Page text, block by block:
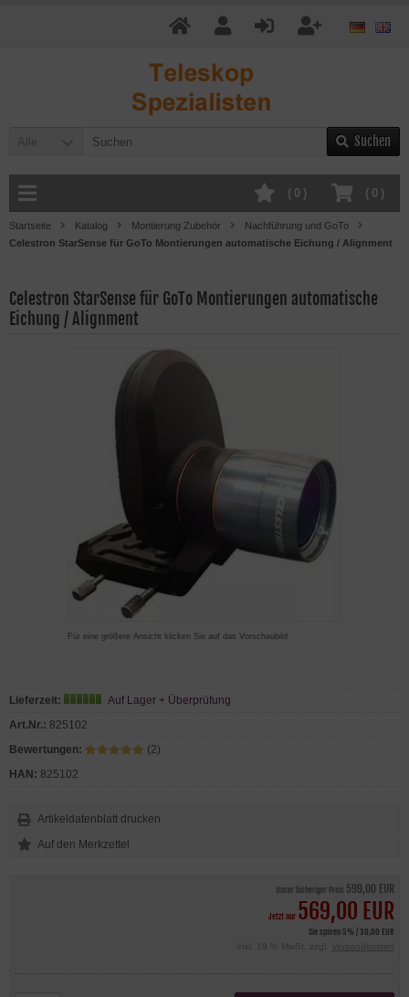
Alle Suchen
( 0 )
( 0 )
Startseite Katalog Montierung Zubehör
Nachführung und GoTo
Celestron StarSense für GoTo Montierungen automatische Eichung / Alignment
Celestron StarSense für GoTo Montierungen automatische
Eichung / Alignment
Für eine größere Ansicht klicken Sie auf das Vorschaubild
Unser bisheriger Preis 599,00 EUR
Jetzt nur 569,00 EUR
Sie sparen 5% / 30,00 EUR
inkl. 19 % MwSt. zzgl.
Versandkosten
Lieferzeit:
Auf Lager + Überprüfung
Art.Nr.: 825102
Bewertungen:
(2)
HAN: 825102
Artikeldatenblatt drucken